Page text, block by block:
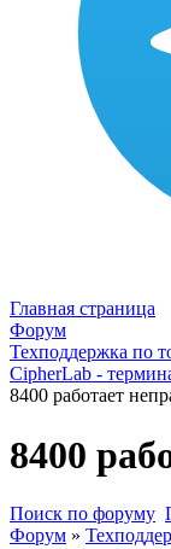
Главная страница
Форум
Техподдержка по
CipherLab -
8400 работает
8400
Поиск по форуму
Форум »